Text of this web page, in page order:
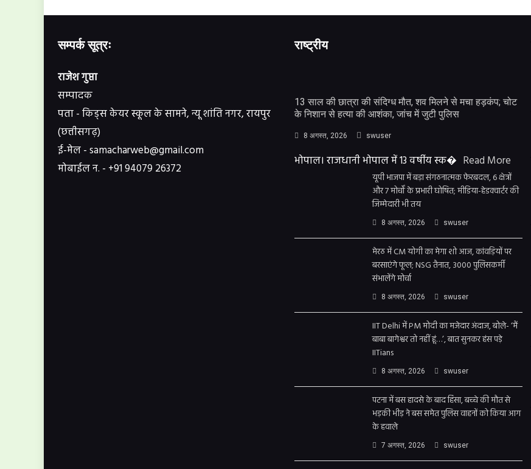
सम्पर्क सूत्रः
राजेश गुप्ता
सम्पादक
पता - किड्स केयर स्कूल के सामने, न्यू शांति नगर, रायपुर
(छत्तीसगढ़)
ई-मेल - samacharweb@gmail.com
मोबाईल न. - +91 94079 26372
राष्ट्रीय
13 साल की छात्रा की संदिग्ध मौत, शव मिलने से मचा हड़कंप; चोट
के निशान से हत्या की आशंका, जांच में जुटी पुलिस
8 अगस्त, 2026 swuser
भोपाल। राजधानी भोपाल में 13 वर्षीय स्क� Read More
यूपी भाजपा में बड़ा संगठनात्मक फेरबदल, 6 क्षेत्रों
और 7 मोर्चों के प्रभारी घोषित; मीडिया-हेडक्वार्टर की
जिम्मेदारी भी तय
8 अगस्त, 2026 swuser
मेरठ में CM योगी का मेगा शो आज, कांवड़ियों पर
बरसाएंगे फूल; NSG तैनात, 3000 पुलिसकर्मी
संभालेंगे मोर्चा
8 अगस्त, 2026 swuser
IIT Delhi में PM मोदी का मजेदार अंदाज, बोले- ‘मैं
बाबा बागेश्वर तो नहीं हूं…’, बात सुनकर हंस पड़े
IITians
8 अगस्त, 2026 swuser
पटना में बस हादसे के बाद हिंसा, बच्चे की मौत से
भड़की भीड़ ने बस समेत पुलिस वाहनों को किया आग
के हवाले
7 अगस्त, 2026 swuser